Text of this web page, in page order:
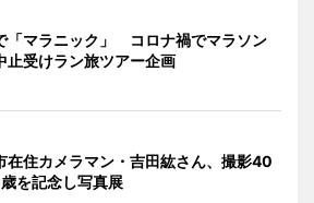
「マラニック」 コロナ禍でマラソン
止受けラン旅ツアー企画
在住カメラマン・吉田紘さん、撮影40
を記念し写真展